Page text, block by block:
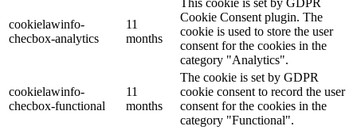
cookielawinfo-
checbox-analytics
11
months
This cookie is set by GDPR
Cookie Consent plugin. The
cookie is used to store the user
consent for the cookies in the
category "Analytics".
cookielawinfo-
checbox-functional
11
months
The cookie is set by GDPR
cookie consent to record the user
consent for the cookies in the
category "Functional".